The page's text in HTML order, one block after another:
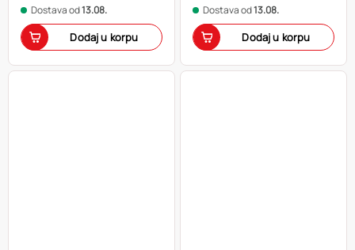
Dostava od13.08.
Dodaj u korpu
Dostava od13.08.
Dodaj u korpu